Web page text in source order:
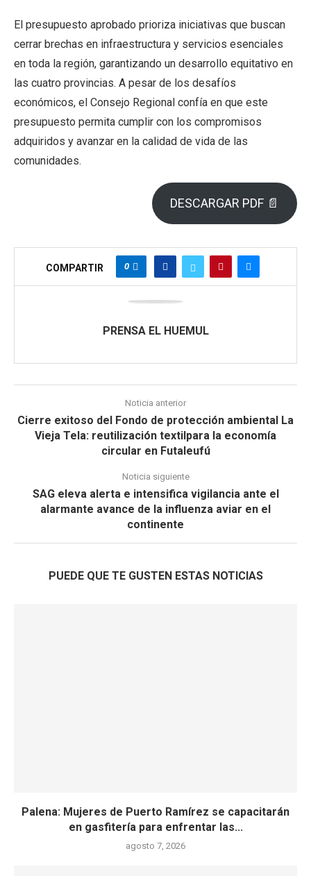
El presupuesto aprobado prioriza iniciativas que buscan
cerrar brechas en infraestructura y servicios esenciales
en toda la región, garantizando un desarrollo equitativo en
las cuatro provincias. A pesar de los desafíos
económicos, el Consejo Regional confía en que este
presupuesto permita cumplir con los compromisos
adquiridos y avanzar en la calidad de vida de las
comunidades.
DESCARGAR PDF 📄
COMPARTIR 0
PRENSA EL HUEMUL
Noticia anterior
Cierre exitoso del Fondo de protección ambiental La
Vieja Tela: reutilización textilpara la economía
circular en Futaleufú
Noticia siguiente
SAG eleva alerta e intensifica vigilancia ante el
alarmante avance de la influenza aviar en el
continente
PUEDE QUE TE GUSTEN ESTAS NOTICIAS
Palena: Mujeres de Puerto Ramírez se capacitarán
en gasfitería para enfrentar las...
agosto 7, 2026